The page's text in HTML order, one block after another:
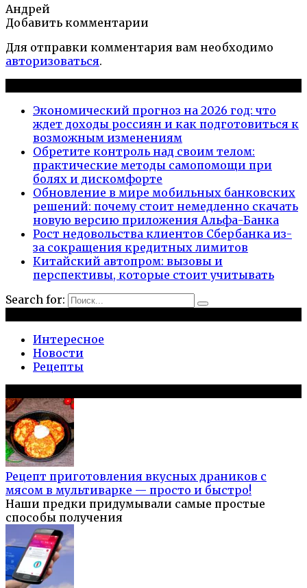
Андрей
Добавить комментарии
Для отправки комментария вам необходимо
авторизоваться.
Экономический прогноз на 2026 год: что
ждет доходы россиян и как подготовиться к
возможным изменениям
Обретите контроль над своим телом:
практические методы самопомощи при
болях и дискомфорте
Обновление в мире мобильных банковских
решений: почему стоит немедленно скачать
новую версию приложения Альфа-Банка
Рост недовольства клиентов Сбербанка из-
за сокращения кредитных лимитов
Китайский автопром: вызовы и
перспективы, которые стоит учитывать
Search for:
Интересное
Новости
Рецепты
Рецепт приготовления вкусных драников с
мясом в мультиварке — просто и быстро!
Наши предки придумывали самые простые
способы получения